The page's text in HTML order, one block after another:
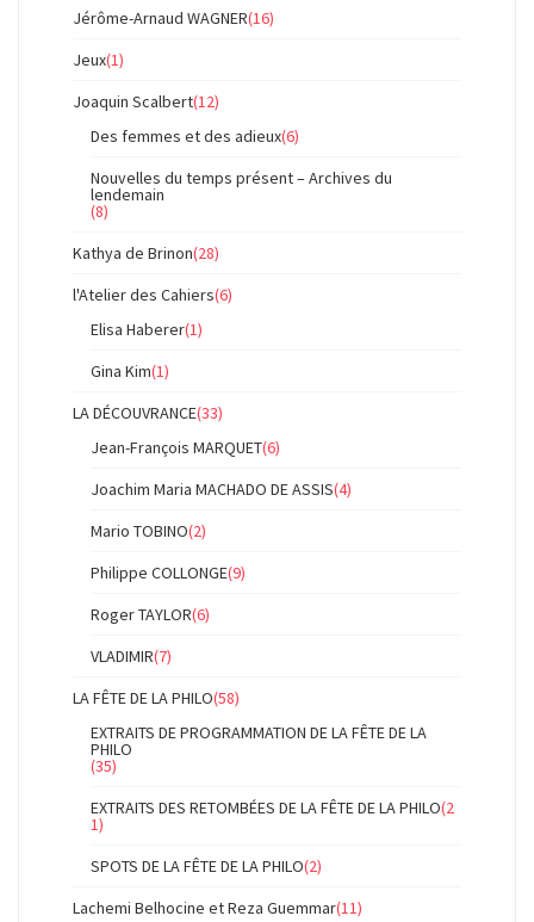
Jérôme-Arnaud WAGNER(16)
Jeux(1)
Joaquin Scalbert(12)
Des femmes et des adieux(6)
Nouvelles du temps présent – Archives du
lendemain
(8)
Kathya de Brinon(28)
l'Atelier des Cahiers(6)
Elisa Haberer(1)
Gina Kim(1)
LA DÉCOUVRANCE(33)
Jean-François MARQUET(6)
Joachim Maria MACHADO DE ASSIS(4)
Mario TOBINO(2)
Philippe COLLONGE(9)
Roger TAYLOR(6)
VLADIMIR(7)
LA FÊTE DE LA PHILO(58)
EXTRAITS DE PROGRAMMATION DE LA FÊTE DE LA
PHILO
(35)
EXTRAITS DES RETOMBÉES DE LA FÊTE DE LA PHILO(2
1)
SPOTS DE LA FÊTE DE LA PHILO(2)
Lachemi Belhocine et Reza Guemmar(11)